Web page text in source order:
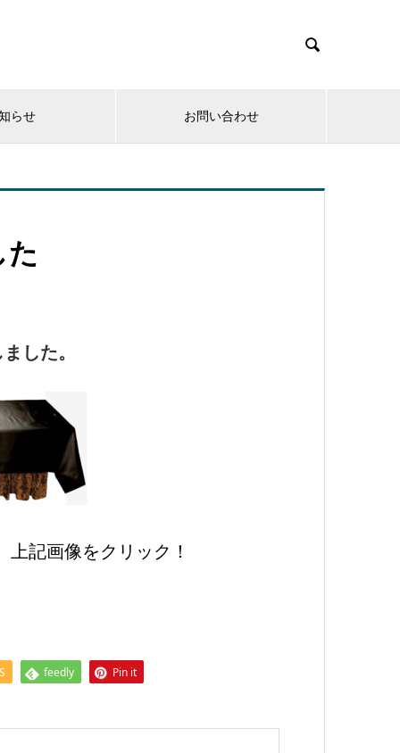

らせ お問い合わせ
した。
記画像をクリック！
feedly Pin it